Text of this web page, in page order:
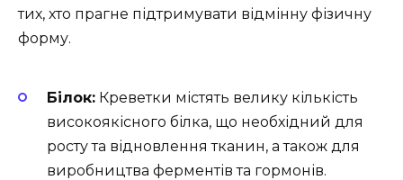
тих, хто прагне підтримувати відмінну фізичну
форму.
Білок: Креветки містять велику кількість
високоякісного білка, що необхідний для
росту та відновлення тканин, а також для
виробництва ферментів та гормонів.